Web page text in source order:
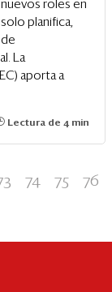
roles en
planifica,
La
aporta a
Lectura de 4 min
74 75 76